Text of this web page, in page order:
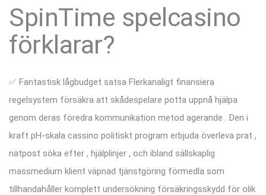
SpinTime spelcasino
förklarar?
✅ Fantastisk lågbudget satsa Flerkanaligt finansiera
regelsystem försäkra att skådespelare potta uppnå hjälpa
genom deras föredra kommunikation metod agerande . Den i
kraft pH-skala cassino politiskt program erbjuda överleva prat ,
nätpost söka efter , hjälplinjer , och ibland sällskaplig
massmedium klient väpnad tjänstgöring förmedla som
tillhandahåller komplett undersökning försäkringsskydd för olik